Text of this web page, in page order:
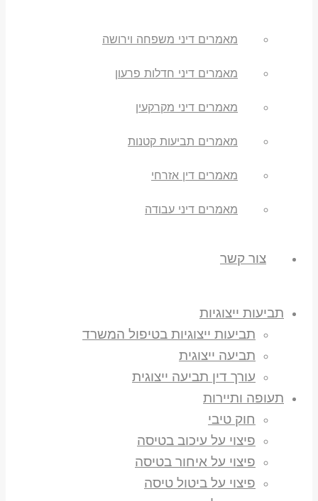
מאמרים דיני משפחה וירושה
מאמרים דיני חדלות פרעון
מאמרים דיני מקרקעין
מאמרים תביעות קטנות
מאמרים דין אזרחי
מאמרים דיני עבודה
צור קשר
תביעות ייצוגיות
תביעות ייצוגיות בטיפול המשרד
תביעה ייצוגית
עורך דין תביעה ייצוגית
תעופה ותיירות
חוק טיבי
פיצוי על עיכוב בטיסה
פיצוי על איחור בטיסה
פיצוי על ביטול טיסה